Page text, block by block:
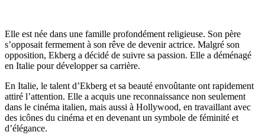
Elle est née dans une famille profondément religieuse. Son père
s’opposait fermement à son rêve de devenir actrice. Malgré son
opposition, Ekberg a décidé de suivre sa passion. Elle a déménagé
en Italie pour développer sa carrière.
En Italie, le talent d’Ekberg et sa beauté envoûtante ont rapidement
attiré l’attention. Elle a acquis une reconnaissance non seulement
dans le cinéma italien, mais aussi à Hollywood, en travaillant avec
des icônes du cinéma et en devenant un symbole de féminité et
d’élégance.